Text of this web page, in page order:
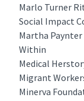
Marlo Turner
Social Impact
Martha
Within
Medical
Migrant
Minerva